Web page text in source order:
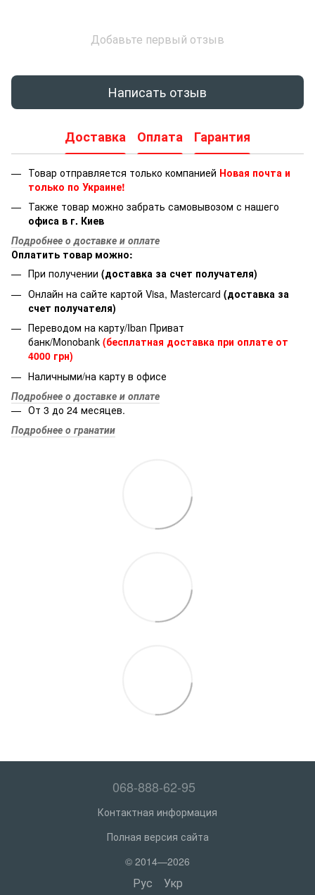
Добавьте первый отзыв
Написать отзыв
Доставка Оплата Гарантия
Товар отправляется только компанией Новая почта и
только по Украине!
Также товар можно забрать самовывозом с нашего
офиса в г. Киев
Подробнее о доставке и оплате
Оплатить товар можно:
При получении (доставка за счет получателя)
Онлайн на сайте картой Visa, Mastercard (доставка за
счет получателя)
Переводом на карту/Iban Приват
банк/Monobank (бесплатная доставка при оплате от
4000 грн)
Наличными/на карту в офисе
Подробнее о доставке и оплате
От 3 до 24 месяцев.
Подробнее о гранатии
068-888-62-95
Контактная информация
Полная версия сайта
© 2014—2026
Рус Укр